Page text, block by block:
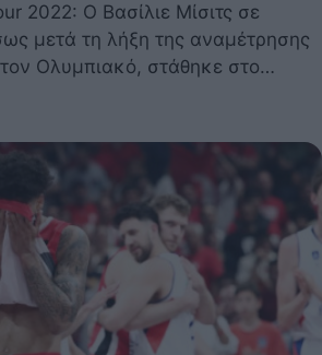
2022: Ο Βασίλιε Μίσιτς σε
μετά τη λήξη της αναμέτρησης
Ολυμπιακό, στάθηκε στο…